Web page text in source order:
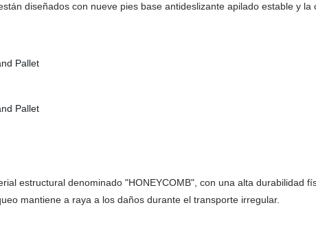
diseñados con nueve pies base antideslizante apilado estable y
estructural denominado "HONEYCOMB", con una alta durabilidad
mantiene a raya a los daños durante el transporte irregular.